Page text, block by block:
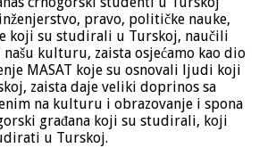
pravo, političke nauke,
koji su studirali u Turskoj, naučili
kulturu, zaista osjećamo kao dio
MASAT koje su osnovali ljudi koji
zaista daje veliki doprinos sa
na kulturu i obrazovanje i spona
građana koji su studirali, koji
u Turskoj.